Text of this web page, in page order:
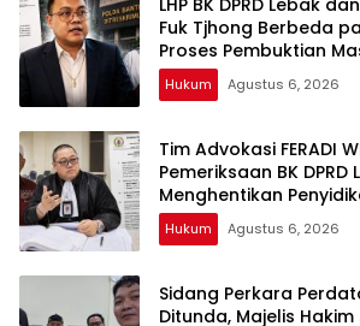
Fuk Tjhong Berbeda
Proses Pembuktian
Polda Banten ujar Revan
Hukum Agustus 6, 2026
Tim Advokasi FERADI
Pemeriksaan BK DPRD
Menghentikan
Fuk Tjhong alias Eyang
Hukum Agustus 6, 2026
Sidang Perkara
Ditunda, Majelis